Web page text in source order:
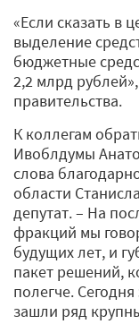
«Если сказать в
выделение
бюджетные
2,2 млрд
правительства.
К коллегам
Ивоблдумы
слова
области
депутат. – На
фракций мы
будущих лет, и
пакет решений,
полегче.
зашли ряд